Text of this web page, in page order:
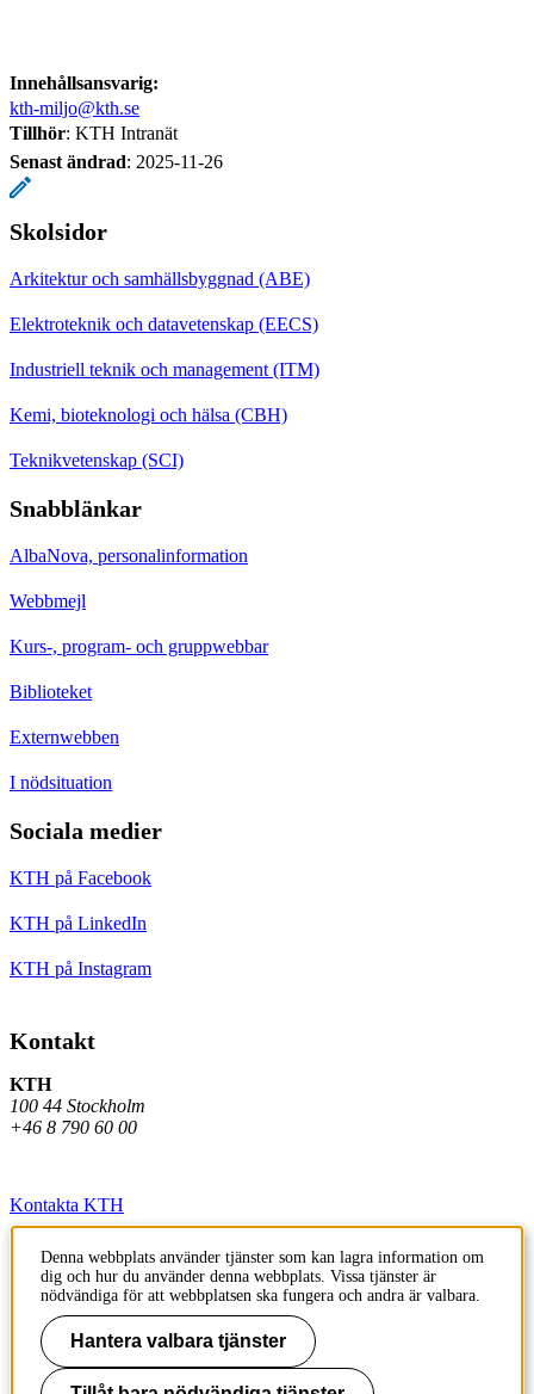
Innehållsansvarig:
kth-miljo@kth.se
Tillhör: KTH Intranät
Senast ändrad: 2025-11-26
Skolsidor
Arkitektur och samhällsbyggnad (ABE)
Elektroteknik och datavetenskap (EECS)
Industriell teknik och management (ITM)
Kemi, bioteknologi och hälsa (CBH)
Teknikvetenskap (SCI)
Snabblänkar
AlbaNova, personalinformation
Webbmejl
Kurs-, program- och gruppwebbar
Biblioteket
Externwebben
I nödsituation
Sociala medier
KTH på Facebook
KTH på LinkedIn
KTH på Instagram
Kontakt
KTH
100 44 Stockholm
+46 8 790 60 00
Kontakta KTH
Jobba på KTH
Press och media
Faktura och betalning KTH
Om KTH:s webbplatser
Denna webbplats använder tjänster som kan lagra information om
dig och hur du använder denna webbplats. Vissa tjänster är
nödvändiga för att webbplatsen ska fungera och andra är valbara.
Hantera valbara tjänster